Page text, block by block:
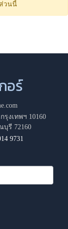
วนนี้
อร์
งเทพฯ 10160
รี 72160
9731